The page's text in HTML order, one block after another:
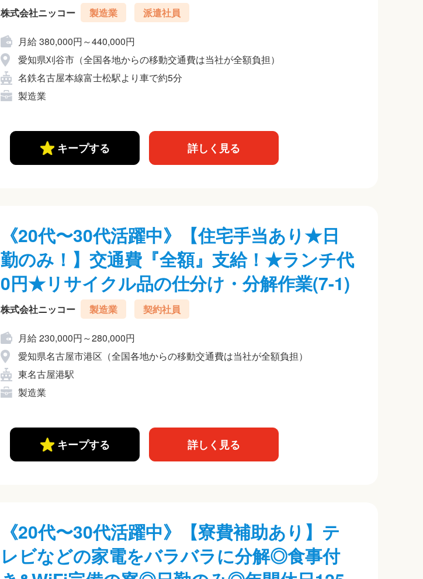
株式会社ニッコー 製造業 派遣社員
月給 380,000円～440,000円
愛知県刈谷市（全国各地からの移動交通費は当社が全額負担）
名鉄名古屋本線富士松駅より車で約5分
製造業
キープする 詳しく見る
《20代〜30代活躍中》【住宅手当あり★日
勤のみ！】交通費『全額』支給！★ランチ代
0円★リサイクル品の仕分け・分解作業(7-1)
株式会社ニッコー 製造業 契約社員
月給 230,000円～280,000円
愛知県名古屋市港区（全国各地からの移動交通費は当社が全額負担）
東名古屋港駅
製造業
キープする 詳しく見る
《20代〜30代活躍中》【寮費補助あり】テ
レビなどの家電をバラバラに分解◎食事付